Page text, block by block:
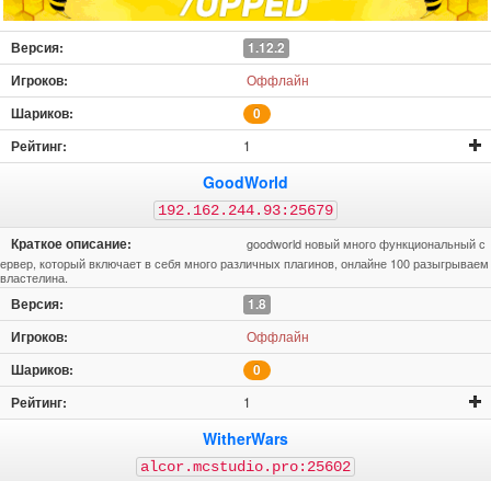
1.12.2
Оффлайн
0
1
GoodWorld
192.162.244.93:25679
goodworld новый много функциональный с
ервер, который включает в себя много различных плагинов, онлайне 100 разыгрываем
властелина.
1.8
Оффлайн
0
1
WitherWars
alcor.mcstudio.pro:25602